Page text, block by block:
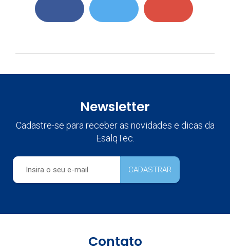
Newsletter
Cadastre-se para receber as novidades e dicas da
EsalqTec.
Contato